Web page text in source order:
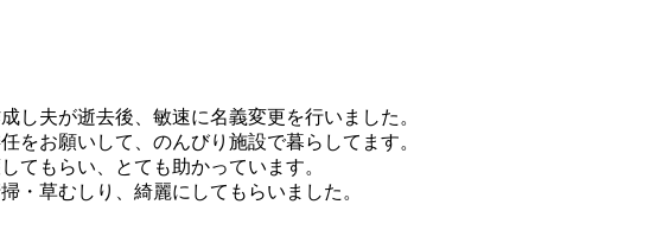
し夫が逝去後、敏速に名義変更を行いました。
をお願いして、のんびり施設で暮らしてます。
てもらい、とても助かっています。
・草むしり、綺麗にしてもらいました。